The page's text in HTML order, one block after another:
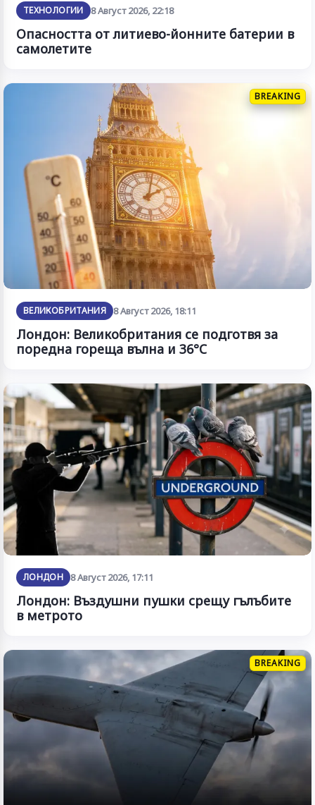
ТЕХНОЛОГИИ 8 Август 2026, 22:18
Опасността от литиево-йонните батерии в
самолетите
BREAKING
ВЕЛИКОБРИТАНИЯ 8 Август 2026, 18:11
Лондон: Великобритания се подготвя за
поредна гореща вълна и 36°C
ЛОНДОН 8 Август 2026, 17:11
Лондон: Въздушни пушки срещу гълъбите
в метрото
BREAKING